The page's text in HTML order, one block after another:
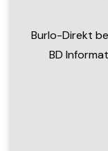
Burlo-Direkt
BD